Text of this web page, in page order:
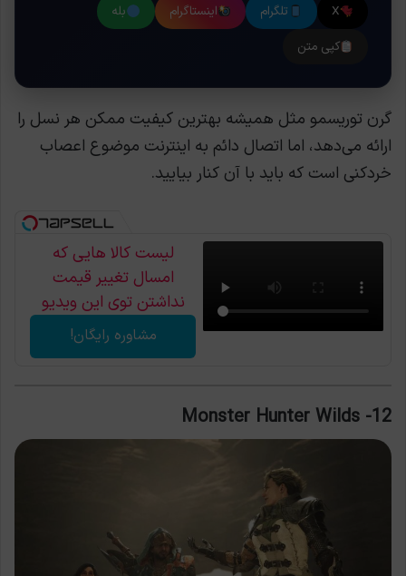
X تلگرام اینستاگرام
بله
کپی متن
گرن توریسمو مثل همیشه بهترین کیفیت ممکن هر نسل را
ارائه می‌دهد، اما اتصال دائم به اینترنت موضوع اعصاب
خردکنی است که باید با آن کنار بیایید.
لیست کالا هایی که
امسال تغییر قیمت
نداشتن توی این ویدیو
اعلام شد
مشاوره رایگان!
12- Monster Hunter Wilds